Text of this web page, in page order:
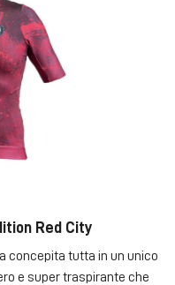
Red City
concepita tutta in un unico
e super traspirante che